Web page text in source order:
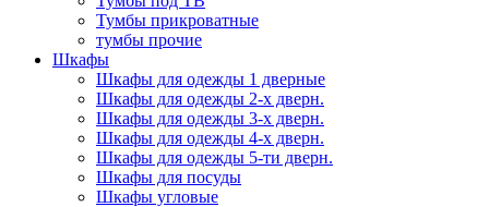
Тумбы прикроватные
тумбы прочие
Шкафы
Шкафы для одежды 1 дверные
Шкафы для одежды 2-х дверн.
Шкафы для одежды 3-х дверн.
Шкафы для одежды 4-х дверн.
Шкафы для одежды 5-ти дверн.
Шкафы для посуды
Шкафы угловые